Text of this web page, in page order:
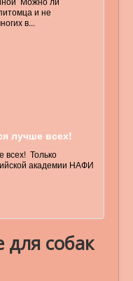
и не
в...
лучше всех!
всех! Только
академии НАФИ
собак